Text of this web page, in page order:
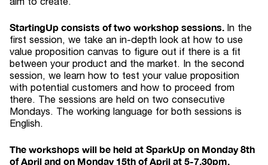
StartingUp consists of two workshop sessions. In the
first session, we take an in-depth look at how to use
value proposition canvas to figure out if there is a fit
between your product and the market. In the second
session, we learn how to test your value proposition
with potential customers and how to proceed from
there. The sessions are held on two consecutive
Mondays. The working language for both sessions is
English.
The workshops will be held at SparkUp on Monday 8th
of April and on Monday 15th of April at 5-7.30pm.